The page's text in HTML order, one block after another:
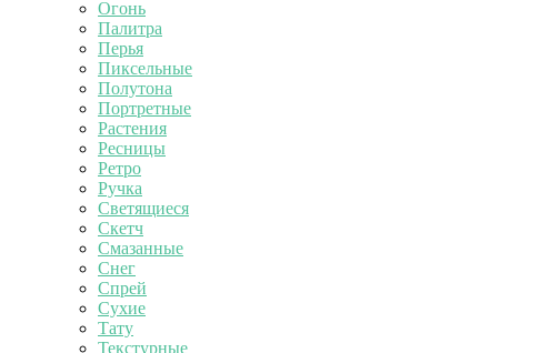
Огонь
Палитра
Перья
Пиксельные
Полутона
Портретные
Растения
Ресницы
Ретро
Ручка
Светящиеся
Скетч
Смазанные
Снег
Спрей
Сухие
Тату
Текстурные